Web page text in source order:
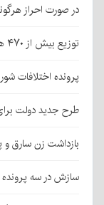
در صورت احراز
توزیع بیش از ۴۷۰ هزار لیتر آب میان عزاداران جامانده اربعین در کرمان
پرونده اختلافات
طرح جدید دولت
بازداشت زن سارق و پسر ۱۲ ساله‌اش
سازش در سه پرونده